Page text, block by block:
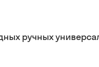
ручных